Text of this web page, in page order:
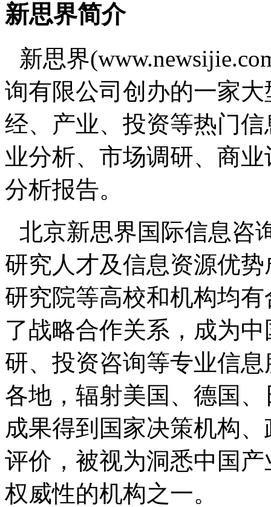
新思界简介
新思界
询有限公司创办的一家
经、产业、投资等热门
业分析、市场调研、商
分析报告。
北京新思界国际信息咨
研究人才及信息资源优
研究院等高校和机构均
了战略合作关系，成为
研、投资咨询等专业信
各地，辐射美国、德国
成果得到国家决策机构
评价，被视为洞悉中国
权威性的机构之一。